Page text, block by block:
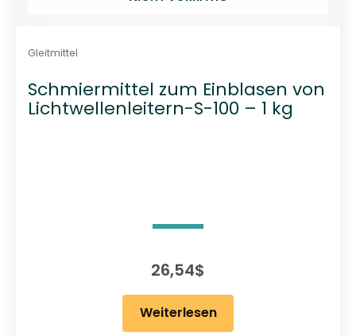
Gleitmittel
Schmiermittel zum Einblasen von
Lichtwellenleitern-S-100 – 1 kg
26,54$
Weiterlesen